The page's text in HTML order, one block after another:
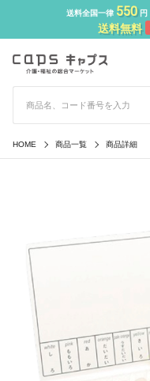
送料全国一律 550円
送料無料
HOME 商品一覧 商品詳細